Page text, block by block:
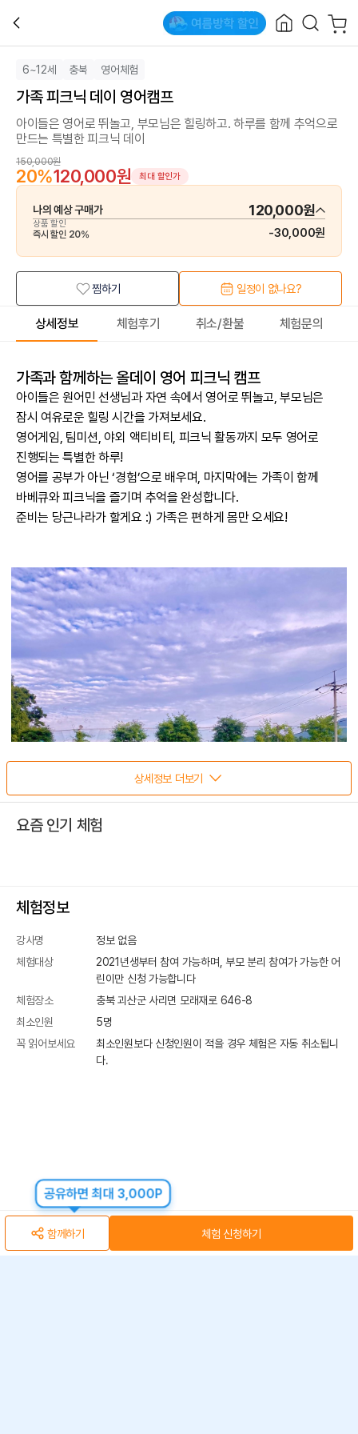
6~12세 충북 영어체험
가족 피크닉 데이 영어캠프
아이들은 영어로 뛰놀고, 부모님은 힐링하고. 하루를 함께 추억으로
만드는 특별한 피크닉 데이
150,000원
20%120,000원 최대 할인가
나의 예상 구매가 120,000원
상품 할인
즉시 할인 20% -30,000원
찜하기 일정이 없나요?
상세정보 체험후기 취소/환불 체험문의
가족과 함께하는 올데이 영어 피크닉 캠프
아이들은 원어민 선생님과 자연 속에서 영어로 뛰놀고, 부모님은
잠시 여유로운 힐링 시간을 가져보세요.
영어게임, 팀미션, 야외 액티비티, 피크닉 활동까지 모두 영어로
진행되는 특별한 하루!
영어를 공부가 아닌 ‘경험’으로 배우며, 마지막에는 가족이 함께
바베큐와 피크닉을 즐기며 추억을 완성합니다.
준비는 당근나라가 할게요 :) 가족은 편하게 몸만 오세요!
상세정보 더보기
요즘 인기 체험
체험정보
강사명
정보 없음
체험대상
2021년생부터 참여 가능하며, 부모 분리 참여가 가능한 어
린이만 신청 가능합니다
체험장소
충북 괴산군 사리면 모래재로 646-8
최소인원
5명
꼭 읽어보세요
최소인원보다 신청인원이 적을 경우 체험은 자동 취소됩니
다.
공유하면 최대 3,000P
함께하기 체험 신청하기